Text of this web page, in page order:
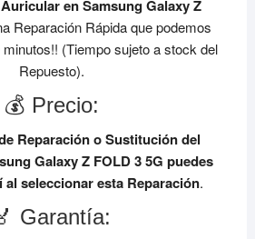
en Samsung Galaxy Z
Reparación Rápida que podemos
(Tiempo sujeto a stock del
Repuesto).
💰 Precio:
Reparación o Sustitución del
Galaxy Z FOLD 3 5Gpuedes
seleccionar esta Reparación.
Garantía: